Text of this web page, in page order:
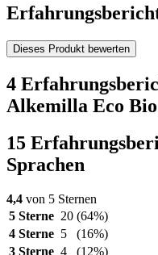
Dieses Produkt bewerten
4
Alkemilla Eco
15
Sprachen
4,4 von 5 Sternen
5 Sterne 20 (64%)
4 Sterne 5
(16%)
3 Sterne 4
(12%)